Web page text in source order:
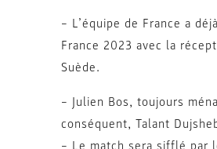
– L’équipe de France a
France 2023 avec la
Suède.
– Julien Bos, toujours
conséquent, Talant